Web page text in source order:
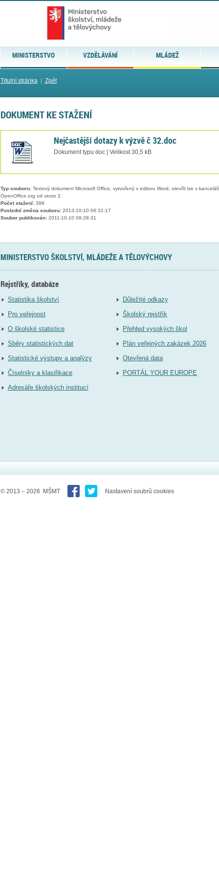
MINISTERSTVO VZDĚLÁVÁNÍ MLÁDEŽ
Titulní stránka| Zpět
DOKUMENT KE STAŽENÍ
Nejčastější dotazy k výzvě č 32.doc
Dokument typu doc | Velikost 30,5 kB
Typ souboru:Textový dokument Microsoft Office, vytvořený v editoru Word, otevřít lze v
OpenOffice.org od verze 2.
Počet stažení:398
Poslední změna souboru:2013-10-10 06:31:17
Soubor publikován:2011-10-10 09:28:31
MINISTERSTVO ŠKOLSTVÍ, MLÁDEŽE A TĚLOVÝCHOVY
Rejstříky, databáze
Statistika školství
Pro veřejnost
O školské statistice
Sběry statistických dat
Statistické výstupy a analýzy
Číselníky a klasifikace
Adresáře školských institucí
Důležité odkazy
Školský rejstřík
Přehled vysokých škol
Plán veřejných zakázek 2026
Otevřená data
PORTÁL YOUR EUROPE
© 2013 – 2026 MŠMT Nastavení soubrů cookies